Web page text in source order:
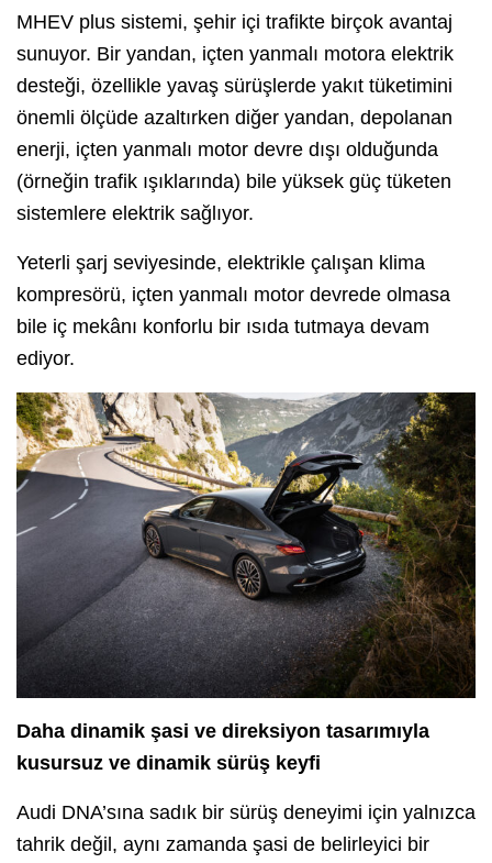
MHEV plus sistemi, şehir içi trafikte birçok avantaj
sunuyor. Bir yandan, içten yanmalı motora elektrik
desteği, özellikle yavaş sürüşlerde yakıt tüketimini
önemli ölçüde azaltırken diğer yandan, depolanan
enerji, içten yanmalı motor devre dışı olduğunda
(örneğin trafik ışıklarında) bile yüksek güç tüketen
sistemlere elektrik sağlıyor.
Yeterli şarj seviyesinde, elektrikle çalışan klima
kompresörü, içten yanmalı motor devrede olmasa
bile iç mekânı konforlu bir ısıda tutmaya devam
ediyor.
Daha dinamik şasi ve direksiyon tasarımıyla
kusursuz ve dinamik sürüş keyfi
Audi DNA’sına sadık bir sürüş deneyimi için yalnızca
tahrik değil, aynı zamanda şasi de belirleyici bir